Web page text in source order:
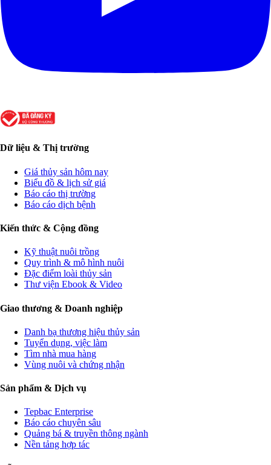
Dữ liệu & Thị trường
Giá thủy sản hôm nay
Biểu đồ & lịch sử giá
Báo cáo thị trường
Báo cáo dịch bệnh
Kiến thức & Cộng đồng
Kỹ thuật nuôi trồng
Quy trình & mô hình nuôi
Đặc điểm loài thủy sản
Thư viện Ebook & Video
Giao thương & Doanh nghiệp
Danh bạ thương hiệu thủy sản
Tuyển dụng, việc làm
Tìm nhà mua hàng
Vùng nuôi và chứng nhận
Sản phẩm & Dịch vụ
Tepbac Enterprise
Báo cáo chuyên sâu
Quảng bá & truyền thông ngành
Nền tảng hợp tác